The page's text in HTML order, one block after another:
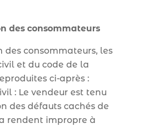
des consommateurs
des consommateurs, les
et du code de la
ci-après :
: Le vendeur est tenu
des défauts cachés de
rendent impropre à